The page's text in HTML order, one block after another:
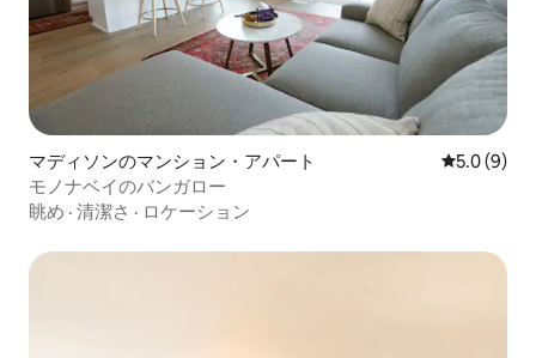
マディソンのマンション・アパート レビュー9
5.0 (9)
モノナベイのバンガロー
眺め · 清潔さ · ロケーション